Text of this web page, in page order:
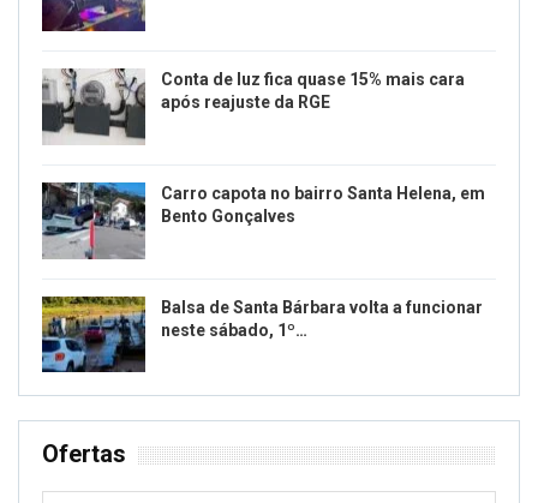
Conta de luz fica quase 15% mais cara
após reajuste da RGE
Carro capota no bairro Santa Helena, em
Bento Gonçalves
Balsa de Santa Bárbara volta a funcionar
neste sábado, 1º…
Ofertas